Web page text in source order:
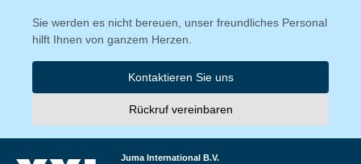
Sie werden es nicht bereuen, unser freundliches Personal
hilft Ihnen von ganzem Herzen.
Kontaktieren Sie uns
Rückruf vereinbaren
Juma International B.V.